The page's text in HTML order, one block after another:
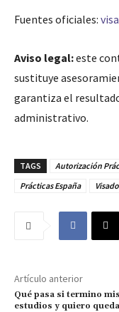
Fuentes oficiales:
Aviso legal:este
sustituye
garantiza el
administrativo.
TAGS Autorización
Prácticas España
Artículo anterior
Qué pasa si termino mis
estudios y quiero